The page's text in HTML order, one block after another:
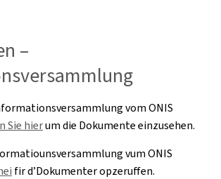
–
vom ONIS
Sie hierum die Dokumente einzusehen.
vum ONIS
fir d’Dokumenter opzeruffen.